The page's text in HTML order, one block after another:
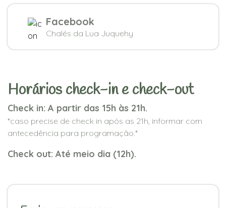
Facebook
Chalés da Lua Juquehy
Horários check-in e check-out
Check in: A partir das 15h às 21h.
*caso precise de check in após as 21h, informar com
antecedência para programação.*
Check out: Até meio dia (12h).